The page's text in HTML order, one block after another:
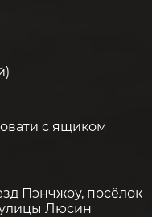
с ящиком
Пэнчжоу, посёлок
улицы Люсин